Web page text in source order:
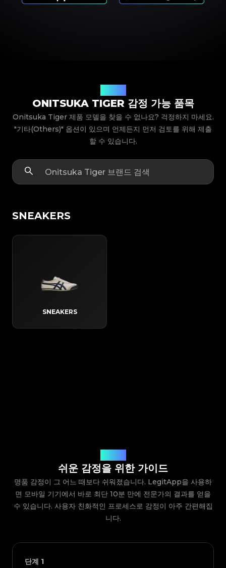
ONITSUKA TIGER 감정 가능 품목
Onitsuka Tiger 제품 모델을 찾을 수 없나요? 걱정하지 마세요.
"기타(Others)" 옵션이 있으며 언제든지 먼저 검토를 위해 제출
할 수 있습니다.
SNEAKERS
SNEAKERS
쉬운 감정을 위한 가이드
명품 감정이 그 어느 때보다 쉬워졌습니다. LegitApp을 사용하
면 모바일 기기에서 바로 최단 10분 만에 전문가의 결과를 얻을
수 있습니다. 사용자 친화적인 프로세스로 감정이 아주 간편해집
니다.
단계 1